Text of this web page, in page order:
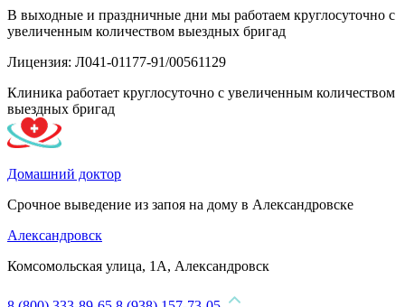
В выходные и праздничные дни мы работаем круглосуточно с
увеличенным количеством выездных бригад
Лицензия: Л041-01177-91/00561129
Клиника работает круглосуточно с увеличенным количеством
выездных бригад
Домашний доктор
Срочное выведение из запоя на дому в Александровске
Александровск
Комсомольская улица, 1А, Александровск